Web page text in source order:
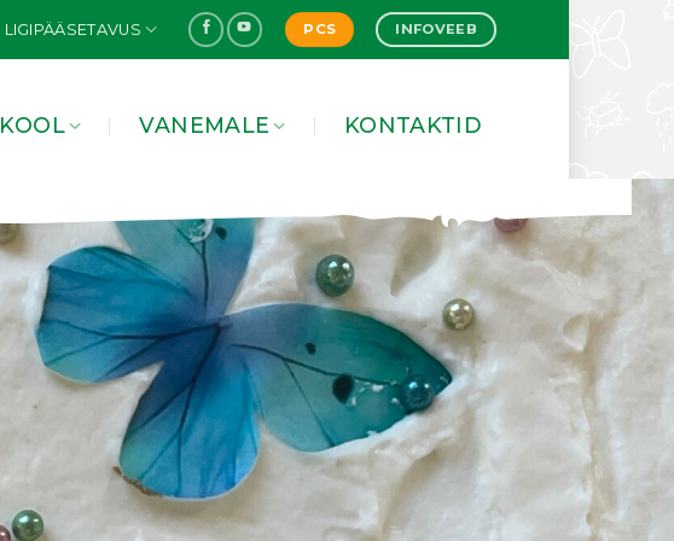
LIGIPÄÄSETAVUS PCS INFOVEEB
KOOL VANEMALE KONTAKTID